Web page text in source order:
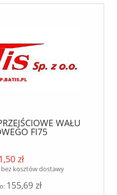
WAŁU
FI75
zł
bez kosztów dostawy
155,69 zł